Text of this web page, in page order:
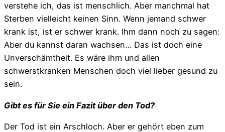
verstehe ich, das ist menschlich. Aber manchmal hat
Sterben vielleicht keinen Sinn. Wenn jemand schwer
krank ist, ist er schwer krank. Ihm dann noch zu sagen:
Aber du kannst daran wachsen… Das ist doch eine
Unverschämtheit. Es wäre ihm und allen
schwerstkranken Menschen doch viel lieber gesund zu
sein.
Gibt es für Sie ein Fazit über den Tod?
Der Tod ist ein Arschloch. Aber er gehört eben zum